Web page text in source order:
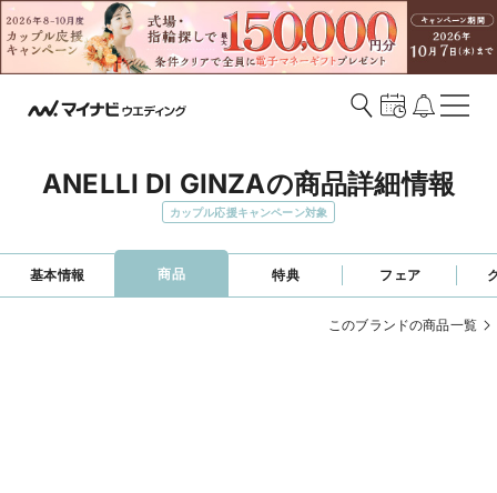
ANELLI DI GINZAの商品詳細情報
カップル応援キャンペーン対象
基本情報 商品 特典 フェア
このブランドの商品一覧